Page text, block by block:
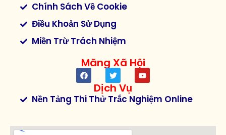
Chính Sách Về Cookie
Điều Khoản Sử Dụng
Miền Trừ Trách Nhiệm
Mãng Xã Hội
Dịch Vụ
Nền Tảng Thi Thử Trắc Nghiệm Online